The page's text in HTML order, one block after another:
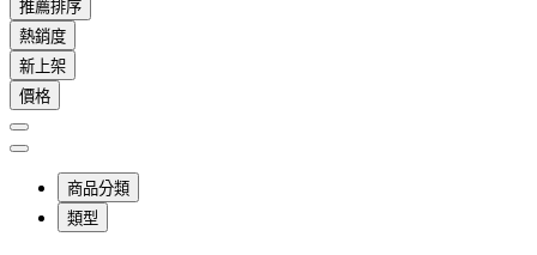
推薦排序
熱銷度
新上架
價格
商品分類
類型